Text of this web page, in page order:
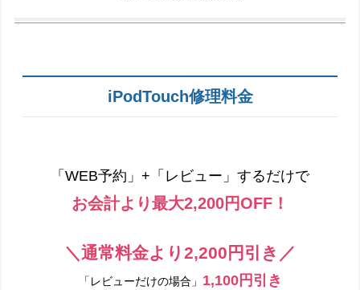
iPodTouch修理料金
「WEB予約」+「レビュー」するだけで
お会計より最大2,200円OFF！
＼通常料金より2,200円引き／
「レビューだけの場合」 1,100円引き